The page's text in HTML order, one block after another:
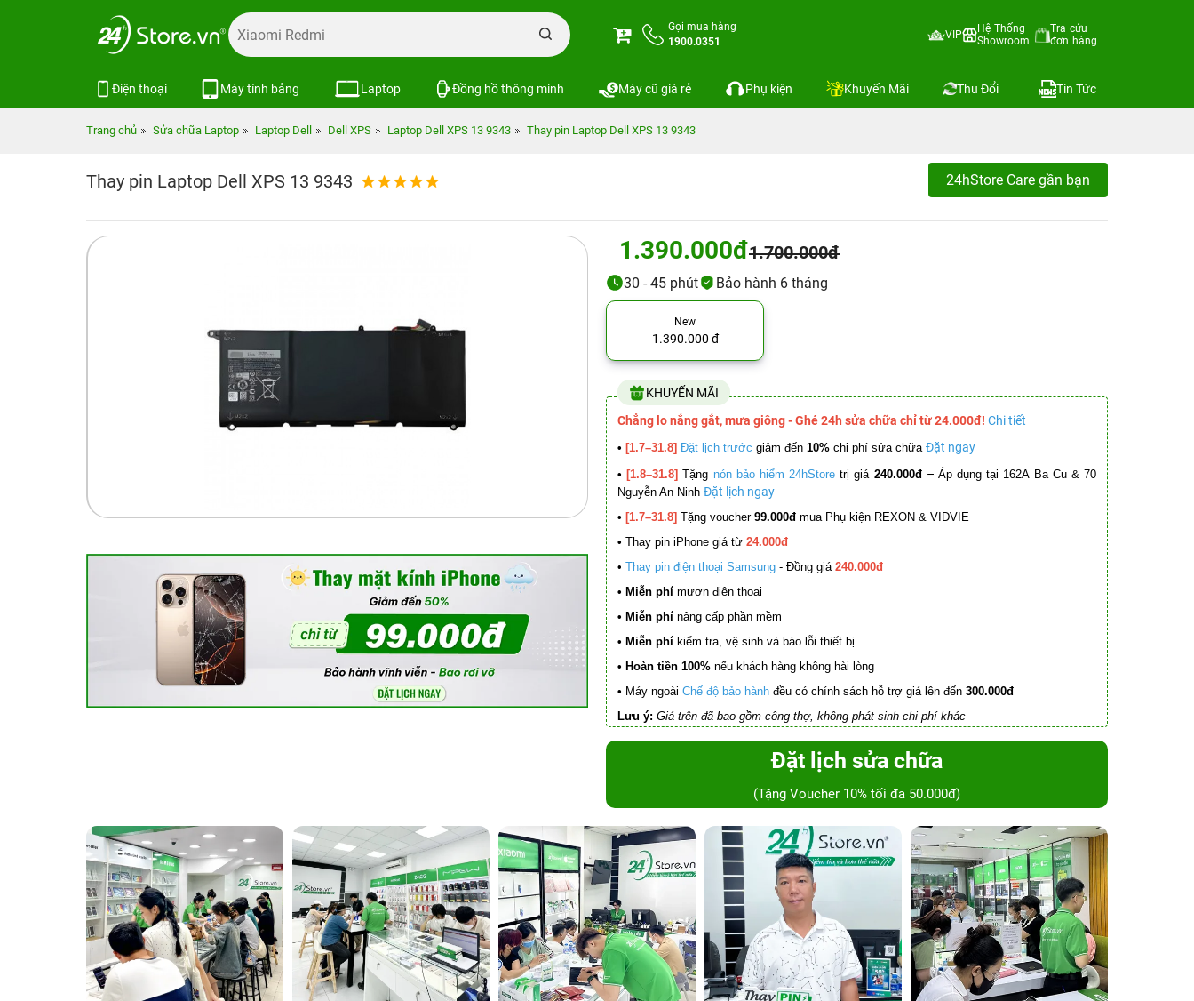
Gọi mua hàng
1900.0351
VIP
Hệ Thống
Showroom
Tra cứu
đơn hàng
Điện thoại Máy tính bảng Laptop Đồng hồ thông minh Máy cũ giá rẻ Phụ kiện Khuyến Mãi Thu Đổi Tin Tức
Trang chủ Sửa chữa Laptop Laptop Dell Dell XPS Laptop Dell XPS 13 9343 Thay pin Laptop Dell XPS 13 9343
Thay pin Laptop Dell XPS 13 9343 24hStore Care gần bạn
1.390.000đ1.700.000đ
30 - 45 phút Bảo hành 6 tháng
New
1.390.000 đ
KHUYẾN MÃI
Chẳng lo nắng gắt, mưa giông - Ghé 24h sửa chữa chỉ từ 24.000đ! Chi tiết
• [1.7–31.8] Đặt lịch trước giảm đến 10% chi phí sửa chữa Đặt ngay
• [1.8–31.8] Tặng nón bảo hiểm 24hStore trị giá 240.000đ – Áp dụng tại 162A Ba Cu & 70
Nguyễn An Ninh Đặt lịch ngay
• [1.7–31.8] Tặng voucher 99.000đ mua Phụ kiện REXON & VIDVIE
• Thay pin iPhone giá từ 24.000đ
• Thay pin điện thoại Samsung - Đồng giá 240.000đ
• Miễn phí mượn điện thoại
• Miễn phí nâng cấp phần mềm
• Miễn phí kiểm tra, vệ sinh và báo lỗi thiết bị
• Hoàn tiền 100% nếu khách hàng không hài lòng
• Máy ngoài Chế độ bảo hành đều có chính sách hỗ trợ giá lên đến 300.000đ
Lưu ý: Giá trên đã bao gồm công thợ, không phát sinh chi phí khác
Đặt lịch sửa chữa
(Tặng Voucher 10% tối đa 50.000đ)